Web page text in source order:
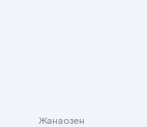
Жанаозен